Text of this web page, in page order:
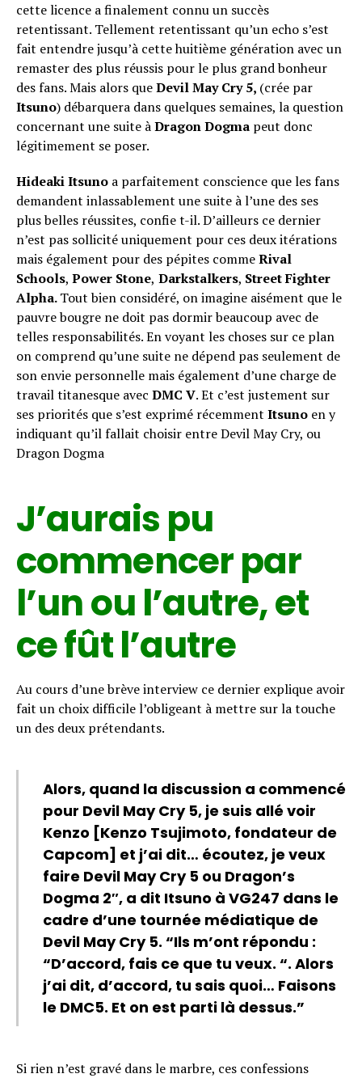
cette licence a finalement connu un succès
retentissant. Tellement retentissant qu’un echo s’est
fait entendre jusqu’à cette huitième génération avec un
remaster des plus réussis pour le plus grand bonheur
des fans. Mais alors queDevil May Cry 5, (crée par
Itsuno) débarquera dans quelques semaines, la question
concernant une suite àDragon Dogma peut donc
légitimement se poser.
Hideaki Itsuno a parfaitement conscience que les fans
demandent inlassablement une suite à l’une des ses
plus belles réussites, confie t-il. D’ailleurs ce dernier
n’est pas sollicité uniquement pour ces deux itérations
mais également pour des pépites commeRival
Schools, Power Stone, Darkstalkers, Street Fighter
Alpha.Tout bien considéré, on imagine aisément que le
pauvre bougre ne doit pas dormir beaucoup avec de
telles responsabilités. En voyant les choses sur ce plan
on comprend qu’une suite ne dépend pas seulement de
son envie personnelle mais également d’une charge de
travail titanesque avec DMC V. Et c’est justement sur
ses priorités que s’est exprimé récemment Itsuno en y
indiquant qu’il fallait choisir entre Devil May Cry, ou
Dragon Dogma
J’aurais pu
commencer par
l’un ou l’autre, et
ce fût l’autre
Au cours d’une brève interview ce dernier explique avoir
fait un choix difficile l’obligeant à mettre sur la touche
un des deux prétendants.
Alors, quand la discussion a commencé
pour Devil May Cry 5, je suis allé voir
Kenzo [Kenzo Tsujimoto, fondateur de
Capcom] et j’ai dit… écoutez, je veux
faire Devil May Cry 5 ou Dragon’s
Dogma 2″, a dit Itsuno à VG247 dans le
cadre d’une tournée médiatique de
Devil May Cry 5. “Ils m’ont répondu :
“D’accord, fais ce que tu veux. “. Alors
j’ai dit, d’accord, tu sais quoi… Faisons
le DMC5. Et on est parti là dessus.”
Si rien n’est gravé dans le marbre, ces confessions